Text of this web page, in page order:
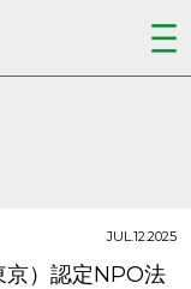
京）認定NPO法
JUL.12.2025